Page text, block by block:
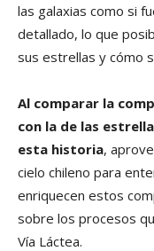
las galaxias como si
detallado, lo que
sus estrellas y cómo
Al comparar la
con la de las
esta historia,
cielo chileno para
enriquecen estos
sobre los procesos
Vía Láctea.